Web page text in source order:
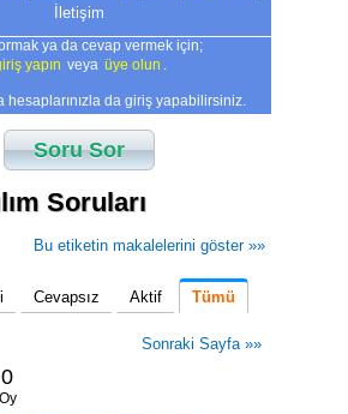
İletişim
ya da cevap vermek için;
yapın veya üye olun
hesaplarınızla da giriş yapabilirsiniz.
Soru Sor
Soruları
Bu etiketin makalelerini göster »»
Cevapsız Aktif Tümü
Sonraki Sayfa »»
0
Oy